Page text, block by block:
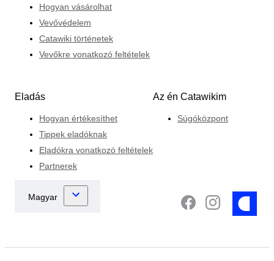
Hogyan vásárolhat
Vevővédelem
Catawiki történetek
Vevőkre vonatkozó feltételek
Eladás
Hogyan értékesíthet
Tippek eladóknak
Eladókra vonatkozó feltételek
Partnerek
Az én Catawikim
Súgóközpont